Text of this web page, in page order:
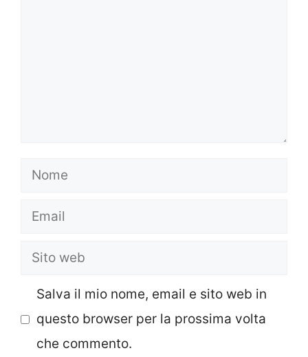
Nome
Email
Sito
Salva il mio nome, email e sito web in
questo browser per la prossima volta
che commento.